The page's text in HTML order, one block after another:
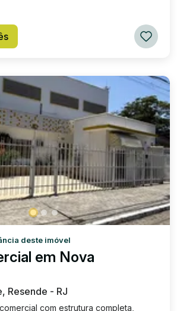
O segundo andar possui, salas
localização, próximo a diversos
próximo ao Colégio Dom
deste imóvel
em Nova
Resende - RJ
com estrutura completa,